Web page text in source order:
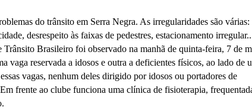
do trânsito em Serra Negra. As irregularidades são várias:
desrespeito às faixas de pedestres, estacionamento
Brasileiro foi observado na manhã de quinta-feira, 7 de
vaga reservada a idosos e outra a deficientes físicos, ao lado de
vagas, nenhum deles dirigido por idosos ou portadores de
frente ao clube funciona uma clínica de fisioterapia,